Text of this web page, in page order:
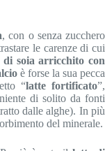
, con o senza zucchero
le carenze di cui
di soia arricchito con
è forse la sua pecca
“latte fortificato”,
di solito da fonti
dalle alghe). In più
del minerale.